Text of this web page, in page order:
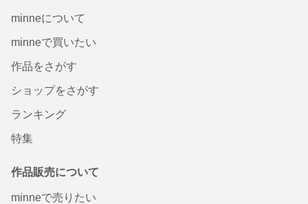
minneについて
minneで買いたい
作品をさがす
ショップをさがす
ランキング
特集
作品販売について
minneで売りたい